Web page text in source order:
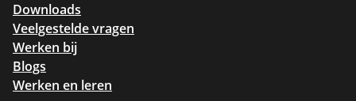
Downloads
Veelgestelde vragen
Werken bij
Blogs
Werken en leren